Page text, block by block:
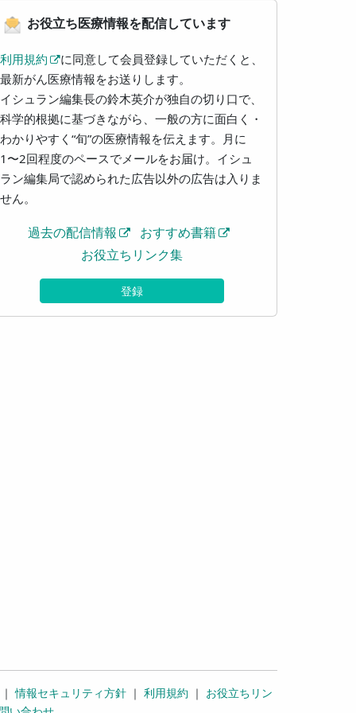
お役立ち医療情報を配信しています
利用規約
に同意して会員登録していただくと、
最新がん医療情報をお送りします。
イシュラン編集長の鈴木英介が独自の切り口で、
科学的根拠に基づきながら、一般の方に面白く・
わかりやすく“旬”の医療情報を伝えます。月に
1〜2回程度のペースでメールをお届け。イシュ
ラン編集局で認められた広告以外の広告は入りま
せん。
過去の配信情報
おすすめ書籍
お役立ちリンク集
登録
｜情報セキュリティ方針 ｜ 利用規約 ｜ お役立ちリン